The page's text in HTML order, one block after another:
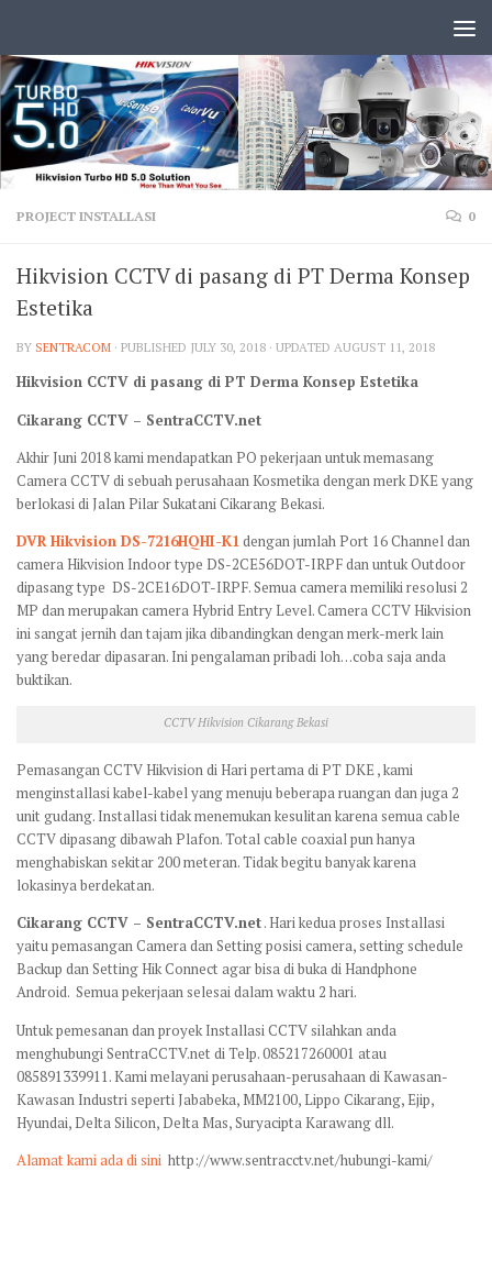
PROJECT INSTALLASI 0
Hikvision CCTV di pasang di PT Derma Konsep
Estetika
BY SENTRACOM · PUBLISHED JULY 30, 2018 · UPDATED AUGUST 11, 2018
Hikvision CCTV di pasang di PT Derma Konsep Estetika
Cikarang CCTV – SentraCCTV.net
Akhir Juni 2018 kami mendapatkan PO pekerjaan untuk memasang
Camera CCTV di sebuah perusahaan Kosmetika dengan merk DKE yang
berlokasi di Jalan Pilar Sukatani Cikarang Bekasi.
DVR Hikvision DS-7216HQHI-K1dengan jumlah Port 16 Channel dan
camera Hikvision Indoor type DS-2CE56DOT-IRPF dan untuk Outdoor
dipasang type DS-2CE16DOT-IRPF. Semua camera memiliki resolusi 2
MP dan merupakan camera Hybrid Entry Level. Camera CCTV Hikvision
ini sangat jernih dan tajam jika dibandingkan dengan merk-merk lain
yang beredar dipasaran. Ini pengalaman pribadi loh…coba saja anda
buktikan.
CCTV Hikvision Cikarang Bekasi
Pemasangan CCTV Hikvision di Hari pertama di PT DKE , kami
menginstallasi kabel-kabel yang menuju beberapa ruangan dan juga 2
unit gudang. Installasi tidak menemukan kesulitan karena semua cable
CCTV dipasang dibawah Plafon. Total cable coaxial pun hanya
menghabiskan sekitar 200 meteran. Tidak begitu banyak karena
lokasinya berdekatan.
Cikarang CCTV – SentraCCTV.net. Hari kedua proses Installasi
yaitu pemasangan Camera dan Setting posisi camera, setting schedule
Backup dan Setting Hik Connect agar bisa di buka di Handphone
Android. Semua pekerjaan selesai dalam waktu 2 hari.
Untuk pemesanan dan proyek Installasi CCTV silahkan anda
menghubungi SentraCCTV.net di Telp. 085217260001 atau
085891339911. Kami melayani perusahaan-perusahaan di Kawasan-
Kawasan Industri seperti Jababeka, MM2100, Lippo Cikarang, Ejip,
Hyundai, Delta Silicon, Delta Mas, Suryacipta Karawang dll.
Alamat kami ada di sini http://www.sentracctv.net/hubungi-kami/